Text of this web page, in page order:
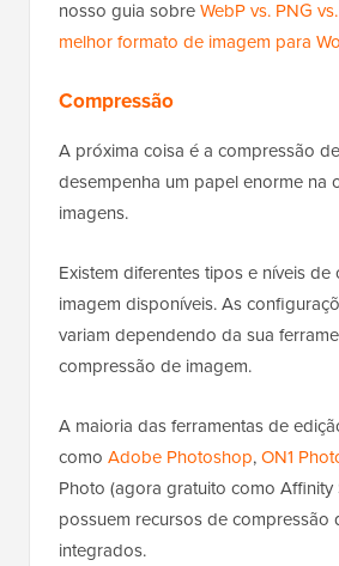
nosso guia sobreWebP vs. PNG
melhor formato de imagem para
Compressão
A próxima coisa é a compressão
desempenha um papel enorme na
imagens.
Existem diferentes tipos e níveis
imagem disponíveis. As
variam dependendo da sua
compressão de imagem.
A maioria das ferramentas de
como Adobe Photoshop,ON1
Photo (agora gratuito como Affinity
possuem recursos de compressão
integrados.